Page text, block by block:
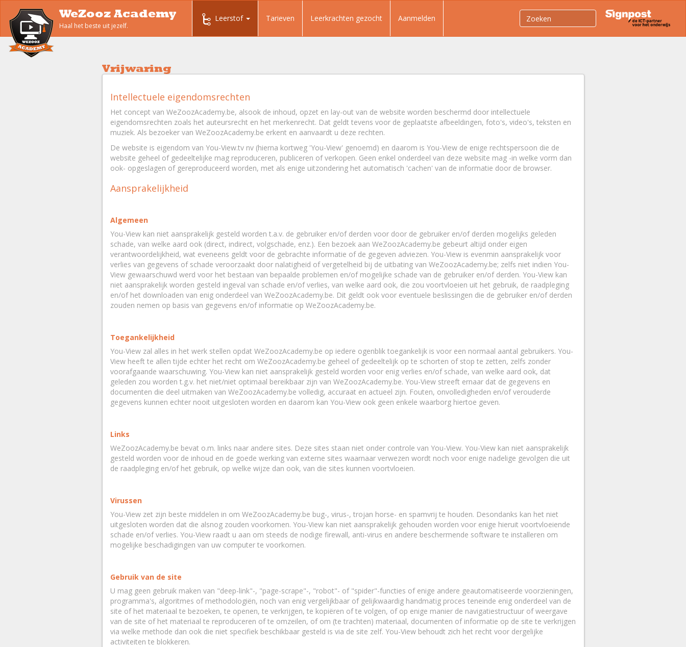
WeZooz Academy
Haal het beste uit jezelf.
Leerstof Tarieven Leerkrachten gezocht Aanmelden
Vrijwaring
Intellectuele eigendomsrechten
Het concept van WeZoozAcademy.be, alsook de inhoud, opzet en lay-out van de website worden beschermd door intellectuele
eigendomsrechten zoals het auteursrecht en het merkenrecht. Dat geldt tevens voor de geplaatste afbeeldingen, foto's, video's, teksten en
muziek. Als bezoeker van WeZoozAcademy.be erkent en aanvaardt u deze rechten.
De website is eigendom van You-View.tv nv (hierna kortweg 'You-View' genoemd) en daarom is You-View de enige rechtspersoon die de
website geheel of gedeeltelijke mag reproduceren, publiceren of verkopen. Geen enkel onderdeel van deze website mag -in welke vorm dan
ook- opgeslagen of gereproduceerd worden, met als enige uitzondering het automatisch 'cachen' van de informatie door de browser.
Aansprakelijkheid
Algemeen
You-View kan niet aansprakelijk gesteld worden t.a.v. de gebruiker en/of derden voor door de gebruiker en/of derden mogelijks geleden
schade, van welke aard ook (direct, indirect, volgschade, enz.). Een bezoek aan WeZoozAcademy.be gebeurt altijd onder eigen
verantwoordelijkheid, wat eveneens geldt voor de gebrachte informatie of de gegeven adviezen. You-View is evenmin aansprakelijk voor
verlies van gegevens of schade veroorzaakt door nalatigheid of vergetelheid bij de uitbating van WeZoozAcademy.be; zelfs niet indien You-
View gewaarschuwd werd voor het bestaan van bepaalde problemen en/of mogelijke schade van de gebruiker en/of derden. You-View kan
niet aansprakelijk worden gesteld ingeval van schade en/of verlies, van welke aard ook, die zou voortvloeien uit het gebruik, de raadpleging
en/of het downloaden van enig onderdeel van WeZoozAcademy.be. Dit geldt ook voor eventuele beslissingen die de gebruiker en/of derden
zouden nemen op basis van gegevens en/of informatie op WeZoozAcademy.be.
Toegankelijkheid
You-View zal alles in het werk stellen opdat WeZoozAcademy.be op iedere ogenblik toegankelijk is voor een normaal aantal gebruikers. You-
View heeft te allen tijde echter het recht om WeZoozAcademy.be geheel of gedeeltelijk op te schorten of stop te zetten, zelfs zonder
voorafgaande waarschuwing. You-View kan niet aansprakelijk gesteld worden voor enig verlies en/of schade, van welke aard ook, dat
geleden zou worden t.g.v. het niet/niet optimaal bereikbaar zijn van WeZoozAcademy.be. You-View streeft ernaar dat de gegevens en
documenten die deel uitmaken van WeZoozAcademy.be volledig, accuraat en actueel zijn. Fouten, onvolledigheden en/of verouderde
gegevens kunnen echter nooit uitgesloten worden en daarom kan You-View ook geen enkele waarborg hiertoe geven.
Links
WeZoozAcademy.be bevat o.m. links naar andere sites. Deze sites staan niet onder controle van You-View. You-View kan niet aansprakelijk
gesteld worden voor de inhoud en de goede werking van externe sites waarnaar verwezen wordt noch voor enige nadelige gevolgen die uit
de raadpleging en/of het gebruik, op welke wijze dan ook, van die sites kunnen voortvloeien.
Virussen
You-View zet zijn beste middelen in om WeZoozAcademy.be bug-, virus-, trojan horse- en spamvrij te houden. Desondanks kan het niet
uitgesloten worden dat die alsnog zouden voorkomen. You-View kan niet aansprakelijk gehouden worden voor enige hieruit voortvloeiende
schade en/of verlies. You-View raadt u aan om steeds de nodige firewall, anti-virus en andere beschermende software te installeren om
mogelijke beschadigingen van uw computer te voorkomen.
Gebruik van de site
U mag geen gebruik maken van "deep-link"-, "page-scrape"-, "robot"- of "spider"-functies of enige andere geautomatiseerde voorzieningen,
programma's, algoritmes of methodologiën, noch van enig vergelijkbaar of gelijkwaardig handmatig proces teneinde enig onderdeel van de
site of het materiaal te bezoeken, te openen, te verkrijgen, te kopiëren of te volgen, of op enige manier de navigatiestructuur of weergave
van de site of het materiaal te reproduceren of te omzeilen, of om (te trachten) materiaal, documenten of informatie op de site te verkrijgen
via welke methode dan ook die niet specifiek beschikbaar gesteld is via de site zelf. You-View behoudt zich het recht voor dergelijke
activiteiten te blokkeren.